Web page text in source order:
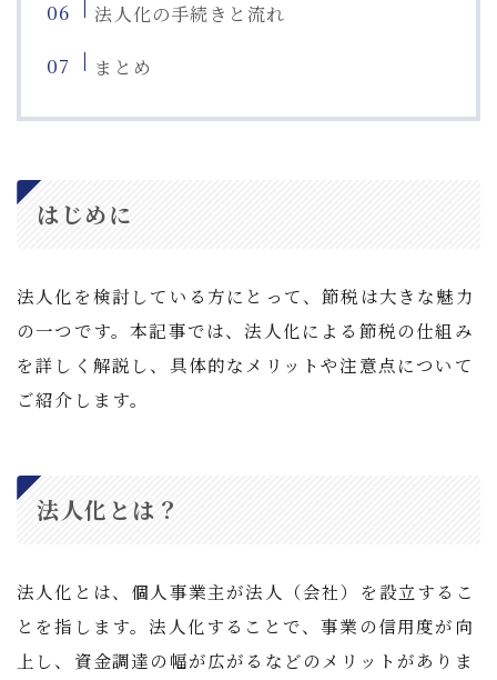
法人化の手続きと流れ
まとめ
はじめに
法人化を検討している方にとって、節税は大きな魅力
の一つです。本記事では、法人化による節税の仕組み
を詳しく解説し、具体的なメリットや注意点について
ご紹介します。
法人化とは？
法人化とは、個人事業主が法人（会社）を設立するこ
とを指します。法人化することで、事業の信用度が向
上し、資金調達の幅が広がるなどのメリットがありま